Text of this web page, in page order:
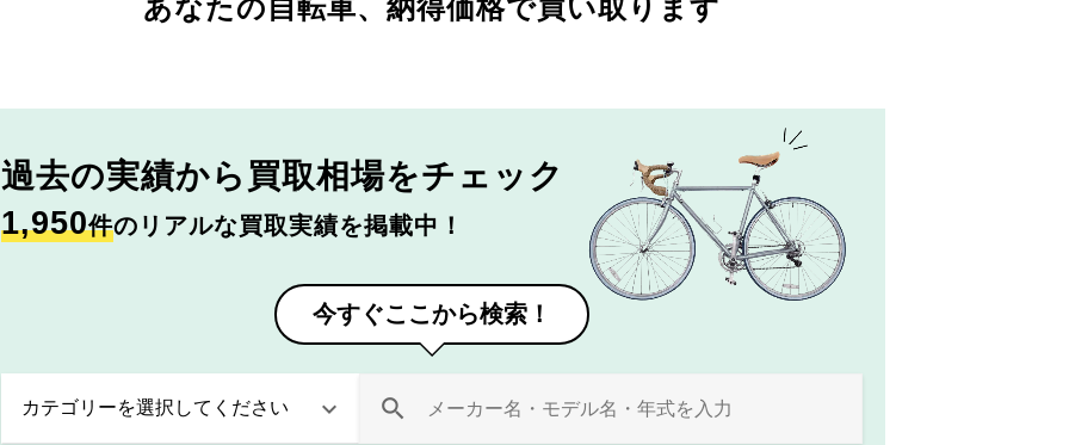
あなたの自転車、 納得価格で買い取ります
過去の実績から 買取相場をチェック
1,950件のリアルな買取実績を掲載中！
今すぐここから検索！